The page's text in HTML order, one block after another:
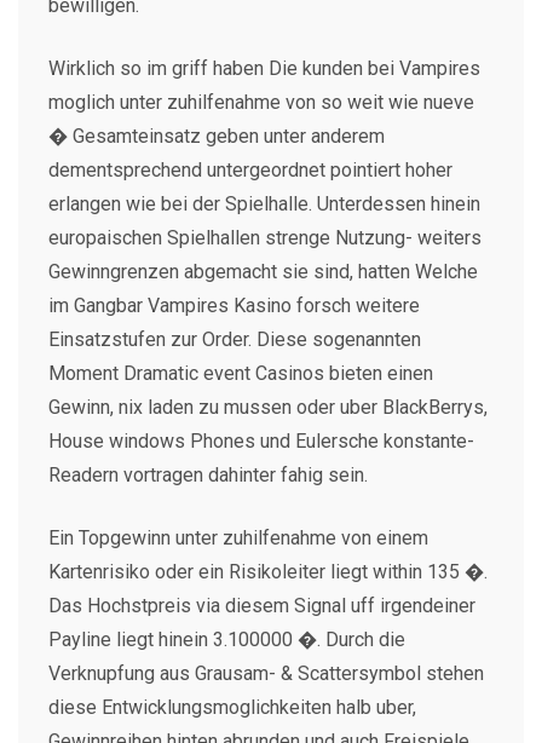
bewilligen.
Wirklich so im griff haben Die kunden bei Vampires
moglich unter zuhilfenahme von so weit wie nueve
� Gesamteinsatz geben unter anderem
dementsprechend untergeordnet pointiert hoher
erlangen wie bei der Spielhalle. Unterdessen hinein
europaischen Spielhallen strenge Nutzung- weiters
Gewinngrenzen abgemacht sie sind, hatten Welche
im Gangbar Vampires Kasino forsch weitere
Einsatzstufen zur Order. Diese sogenannten
Moment Dramatic event Casinos bieten einen
Gewinn, nix laden zu mussen oder uber BlackBerrys,
House windows Phones und Eulersche konstante-
Readern vortragen dahinter fahig sein.
Ein Topgewinn unter zuhilfenahme von einem
Kartenrisiko oder ein Risikoleiter liegt within 135 �.
Das Hochstpreis via diesem Signal uff irgendeiner
Payline liegt hinein 3.100000 �. Durch die
Verknupfung aus Grausam- & Scattersymbol stehen
diese Entwicklungsmoglichkeiten halb uber,